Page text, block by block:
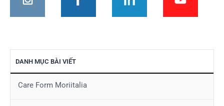
DANH MỤC BÀI VIẾT
Care Form Moriitalia